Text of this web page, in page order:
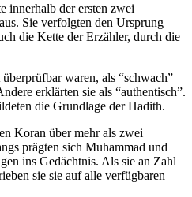
innerhalb der ersten zwei
Sie verfolgten den Ursprung
die Kette der Erzähler, durch die
waren, als “schwach”
erklärten sie als “authentisch”.
die Grundlage der Hadith.
Koran über mehr als zwei
prägten sich Muhammad und
ins Gedächtnis. Als sie an Zahl
sie sie auf alle verfügbaren